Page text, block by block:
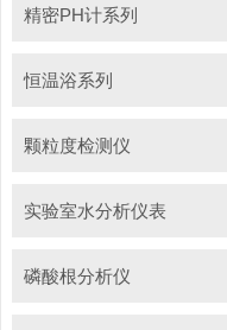
精密PH计系列
恒温浴系列
颗粒度检测仪
实验室水分析仪表
磷酸根分析仪